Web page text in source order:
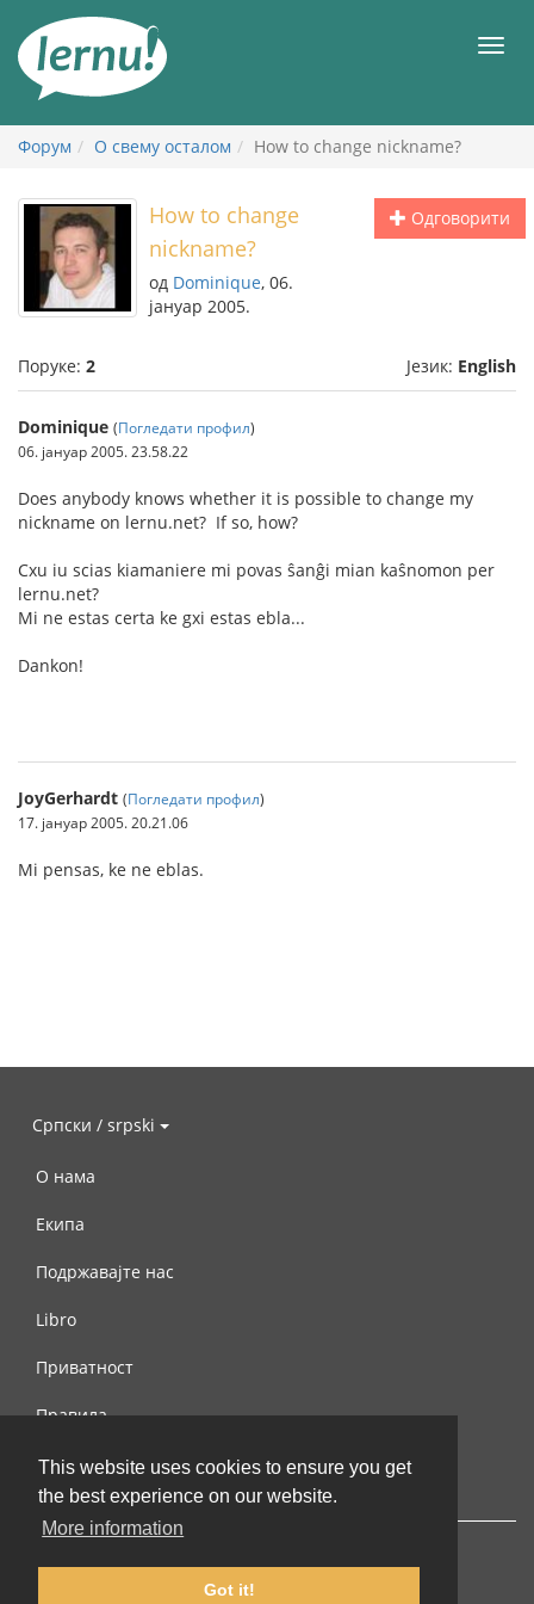
This website uses cookies to ensure you get
the best experience on our website.
More information
Got it!
садржају
Форум О свему осталом How to change nickname?
Одговорити
How to change
nickname?
од Dominique, 06.
јануар 2005.
Поруке: 2 Језик: English
Dominique (Погледати профил)
06. јануар 2005. 23.58.22
Does anybody knows whether it is possible to change my
nickname on lernu.net? If so, how?
Cxu iu scias kiamaniere mi povas ŝanĝi mian kaŝnomon per
lernu.net?
Mi ne estas certa ke gxi estas ebla...
Dankon!
JoyGerhardt (Погледати профил)
17. јануар 2005. 20.21.06
Mi pensas, ke ne eblas.
Српски / srpski
О нама
Екипа
Подржавајте нас
Libro
Приватност
Правила
Контактирајте нас